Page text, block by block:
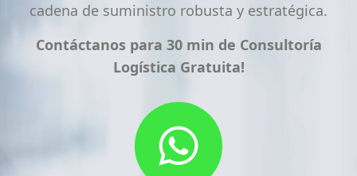
cadena de suministro robusta y estratégica.
Contáctanos para 30 min de Consultoría
Logística Gratuita!